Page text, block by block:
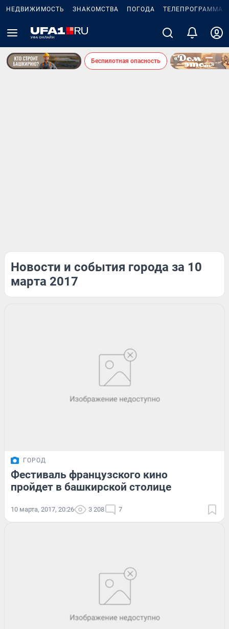
НЕДВИЖИМОСТЬ ЗНАКОМСТВА ПОГОДА ТЕЛЕПРОГРАММА
Беспилотная опасность
Новости и события города за 10
марта 2017
ГОРОД
Фестиваль французского кино
пройдет в башкирской столице
10 марта, 2017, 20:26 3 208 7